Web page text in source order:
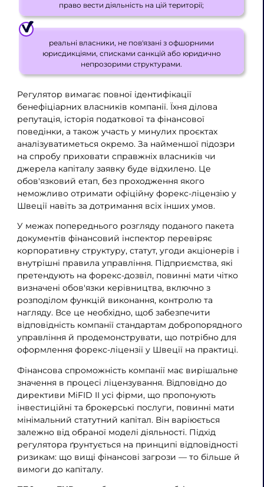
право вести діяльність на цій території;
реальні власники, не пов'язані з офшорними
юрисдикціями, списками санкцій або юридично
непрозорими структурами.
Регулятор вимагає повної ідентифікації
бенефіціарних власників компанії. Їхня ділова
репутація, історія податкової та фінансової
поведінки, а також участь у минулих проєктах
аналізуватиметься окремо. За найменшої підозри
на спробу приховати справжніх власників чи
джерела капіталу заявку буде відхилено. Це
обов'язковий етап, без проходження якого
неможливо отримати офіційну форекс-ліцензію у
Швеції навіть за дотримання всіх інших умов.
У межах попереднього розгляду поданого пакета
документів фінансовий інспектор перевіряє
корпоративну структуру, статут, угоди акціонерів і
внутрішні правила управління. Підприємства, які
претендують на форекс-дозвіл, повинні мати чітко
визначені обов'язки керівництва, включно з
розподілом функцій виконання, контролю та
нагляду. Все це необхідно, щоб забезпечити
відповідність компанії стандартам добропорядного
управління й продемонструвати, що потрібно для
оформлення форекс-ліцензії у Швеції на практиці.
Фінансова спроможність компанії має вирішальне
значення в процесі ліцензування. Відповідно до
директиви MiFID II усі фірми, що пропонують
інвестиційні та брокерські послуги, повинні мати
мінімальний статутний капітал. Він варіюється
залежно від обраної моделі діяльності. Підхід
регулятора ґрунтується на принципі відповідності
ризикам: що вищі фінансові загрози — то більше й
вимоги до капіталу.